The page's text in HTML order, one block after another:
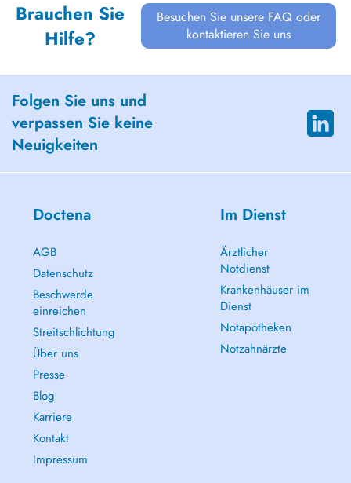
Brauchen Sie
Hilfe?
Besuchen Sie unsere FAQ oder
kontaktieren Sie uns
Folgen Sie uns und
verpassen Sie keine
Neuigkeiten
Doctena
AGB
Datenschutz
Beschwerde
einreichen
Streitschlichtung
Über uns
Presse
Blog
Karriere
Kontakt
Impressum
Im Dienst
Ärztlicher
Notdienst
Krankenhäuser im
Dienst
Notapotheken
Notzahnärzte